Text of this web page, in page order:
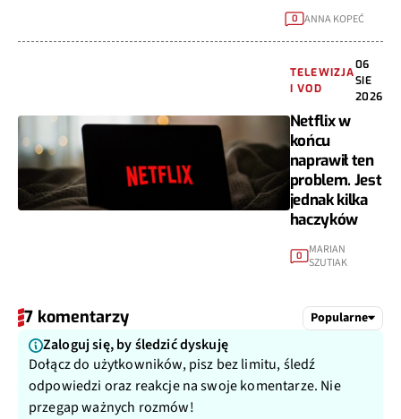
0 ANNA KOPEĆ
TELEWIZJA
I VOD
06
SIE
2026
Netflix w
końcu
naprawił ten
problem. Jest
jednak kilka
haczyków
0
MARIAN
SZUTIAK
7 komentarzy Popularne
Zaloguj się, by śledzić dyskuję
Dołącz do użytkowników, pisz bez limitu, śledź
odpowiedzi oraz reakcje na swoje komentarze. Nie
przegap ważnych rozmów!